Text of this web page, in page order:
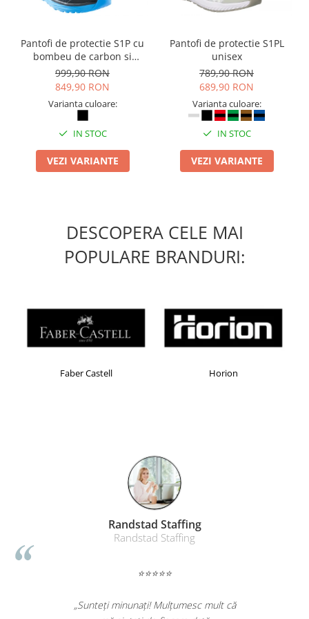
Camasi
Pantaloni cu pieptar
Hanorace
Impermeabile
Reflectorizante
Incaltaminte
Incaltaminte de lucru si protectie
Manusi de protectie
Masti de protectie respiratorie
Sepci, caciuli si esarfe
Accesorii pentru protectia muncii
Copii - tricouri si hanorace
Comunicare si prezentare
Sisteme de afisare
Accesorii prezentare
Pantofi de protectie S1P cu
bombeu de carbon si
inchidere BOAÂ® Fit
999,90 RON
849,90 RON
Varianta culoare:
IN STOC
VEZI VARIANTE
Pantofi de protectie S1PL
unisex
789,90 RON
689,90 RON
Varianta culoare:
IN STOC
VEZI VARIANTE
DESCOPERA CELE MAI
POPULARE BRANDURI:
Faber Castell Horion
Randstad Staffing
Randstad Staffing
⭐⭐⭐⭐⭐
„Sunteți minunați! Mulțumesc mult că